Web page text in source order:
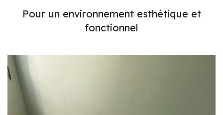
Pour un environnement esthétique et
fonctionnel